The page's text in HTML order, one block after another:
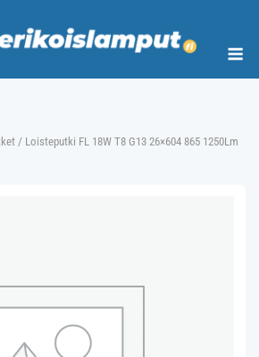
/ Loisteputki FL 18W T8 G13 26×604 865 1250Lm